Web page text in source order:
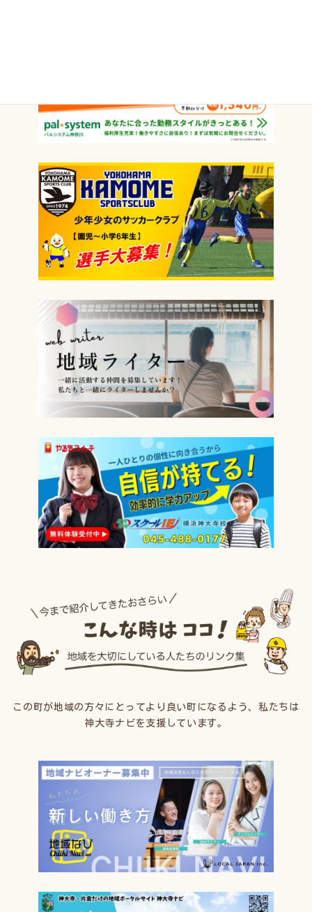
この町が地域の方々にとってより良い町になるよう、私たちは
神大寺ナビを支援しています。